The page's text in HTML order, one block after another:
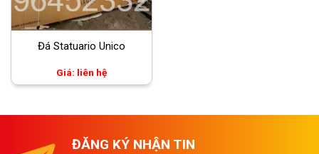
Đá Statuario Unico
Giá: liên hệ
ĐĂNG KÝ NHẬN TIN